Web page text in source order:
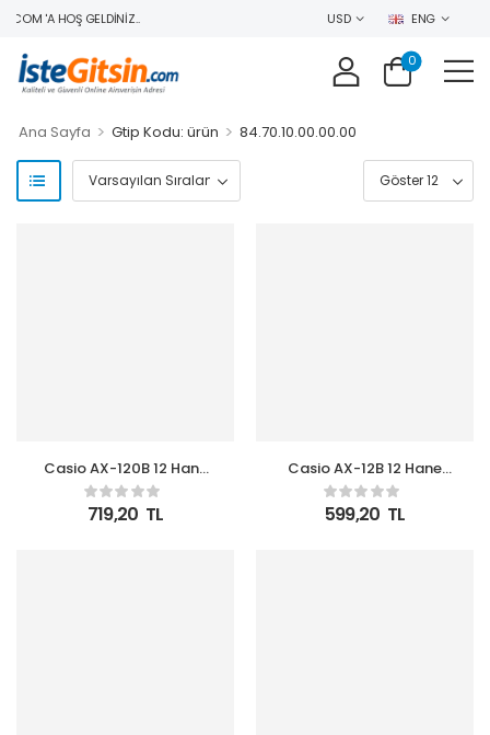
'A HOŞ GELDINIZ.. USD ENG
0
Ana Sayfa > Gtip Kodu: ürün > 84.70.10.00.00.00
Casio AX-120B 12 Hane
Masa Üstü Hesap
Makinesi
719,20 TL
Casio AX-12B 12 Hane
Masa Üstü Hesap
Makinesi
599,20 TL